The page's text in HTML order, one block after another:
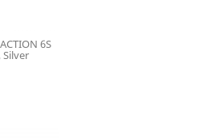
6S
Silver